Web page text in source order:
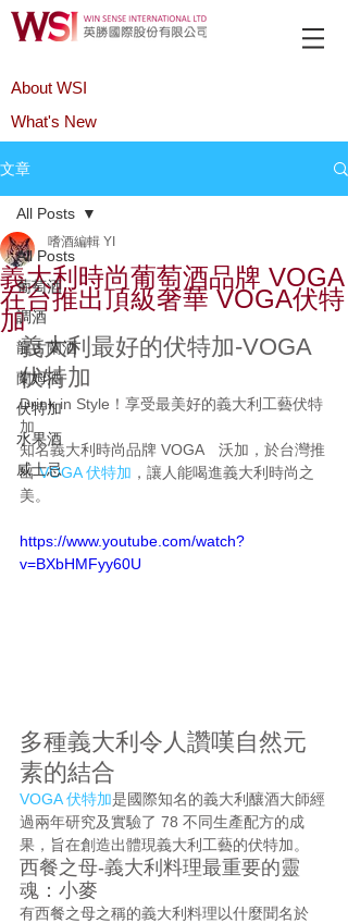
About WSI
What's New
文章
All Posts
葡萄酒
調酒
龍舌蘭酒
蘭姆酒
伏特加
水果酒
威士忌
All Posts
義大利時尚葡萄酒品牌 VOGA
在台推出頂級奢華 VOGA伏特
加
嗜酒編輯 YI
義大利最好的伏特加-VOGA
伏特加
Drink in Style！享受最美好的義大利工藝伏特
加
知名義大利時尚品牌 VOGA　沃加，於台灣推
出 VOGA 伏特加 ，讓人能喝進義大利時尚之
美。
https://www.youtube.com/watch?
v=BXbHMFyy60U
多種義大利令人讚嘆自然元
素的結合
VOGA 伏特加是國際知名的義大利釀酒大師經
過兩年研究及實驗了 78 不同生產配方的成
果，旨在創造出體現義大利工藝的伏特加。
西餐之母-義大利料理最重要的靈
魂：小麥
有西餐之母之稱的義大利料理以什麼聞名於